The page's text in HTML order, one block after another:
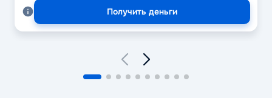
Получить деньги